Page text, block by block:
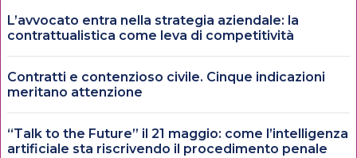
L’avvocato entra nella strategia aziendale: la
contrattualistica come leva di competitività
Contratti e contenzioso civile. Cinque indicazioni
meritano attenzione
“Talk to the Future” il 21 maggio: come l’intelligenza
artificiale sta riscrivendo il procedimento penale